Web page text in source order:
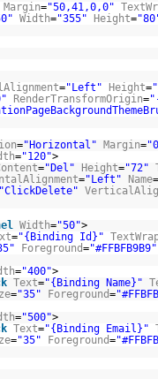
Margin="50,41,0,0"
Width="355" Height=
="Left" Height=
RenderTransformOrigin=
="Horizontal" Margin=
="120">
="Del" Height="72"
="Left" Name=
Width="50">
="{Binding Id}"
Foreground="#FFBFB9B9"
="400">
Text="{Binding Name}"
="35" Foreground=
="500">
Text="{Binding Email}"
="35" Foreground=